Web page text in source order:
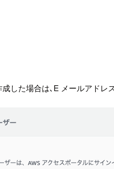
した場合は､E メールアドレ